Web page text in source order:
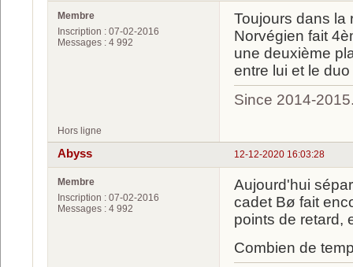
Membre
Inscription : 07-02-2016
Messages : 4 992
Toujours dans la
Norvégien fait
une deuxième
entre lui et le
Since 2014-
Hors ligne
12-12-2020 16:03:28
Abyss
Membre
Inscription : 07-02-2016
Messages : 4 992
Aujourd'hui
cadet Bø fait
points de retard,
Combien de